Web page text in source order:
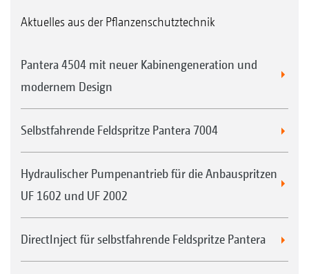
Aktuelles aus der Pflanzenschutztechnik
Pantera 4504 mit neuer Kabinengeneration und
modernem Design
Selbstfahrende Feldspritze Pantera 7004
Hydraulischer Pumpenantrieb für die Anbauspritzen
UF 1602 und UF 2002
DirectInject für selbstfahrende Feldspritze Pantera